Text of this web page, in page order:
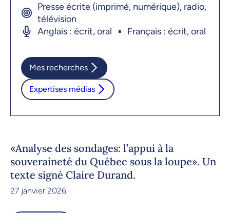
Presse écrite (imprimé, numérique), radio,
télévision
Anglais : écrit, oral
Français : écrit, oral
Mes recherches
Expertises médias
«Analyse des sondages: l’appui à la
souveraineté du Québec sous la loupe». Un
texte signé Claire Durand.
27 janvier 2026